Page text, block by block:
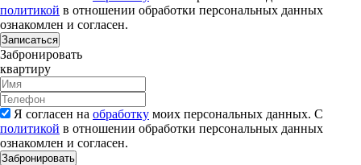
политикой в отношении обработки персональных данных
ознакомлен и согласен.
Записаться
Забронировать
квартиру
Я согласен на обработку моих персональных данных. С
политикой в отношении обработки персональных данных
ознакомлен и согласен.
Забронировать